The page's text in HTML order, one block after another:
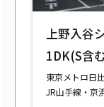
上野入谷
1DK(S含
東京メトロ日
JR山手線・